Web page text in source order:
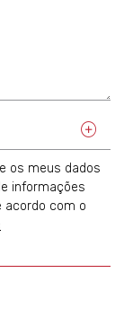
os meus dados
informações
acordo com o